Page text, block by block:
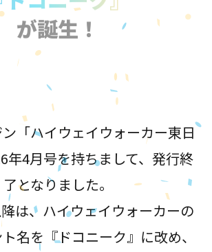
が誕生！
「ハイウェイウォーカー東日
年4月号を持ちまして、発行終
了となりました。
は、ハイウェイウォーカーの
名を『ドコニーク』に改め、